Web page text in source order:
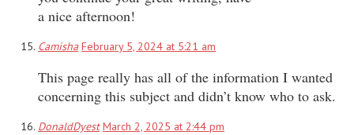
a nice afternoon!
Camisha February 5, 2024 at 5:21 am
This page really has all of the information I wanted
concerning this subject and didn’t know who to ask.
DonaldDyest March 2, 2025 at 2:44 pm